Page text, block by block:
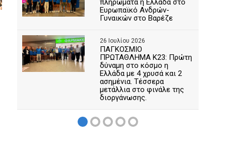
πληρώματα η Ελλάδα στο
Ευρωπαϊκό Ανδρών-
Γυναικών στο Βαρέζε
26 Ιουλίου 2026
ΠΑΓΚΟΣΜΙΟ
ΠΡΩΤΑΘΛΗΜΑ Κ23: Πρώτη
δύναμη στο κόσμο η
Ελλάδα με 4 χρυσά και 2
ασημένια. Τέσσερα
μετάλλια στο φινάλε της
διοργάνωσης.